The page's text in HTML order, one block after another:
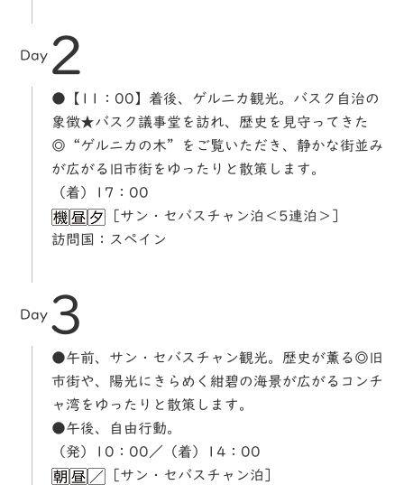
Day 2
●【11：00】着後、ゲルニカ観光。バスク自治の
象徴★バスク議事堂を訪れ、歴史を見守ってきた
◎“ゲルニカの木”をご覧いただき、静かな街並み
が広がる旧市街をゆったりと散策します。
（着）17：00
［サン・セバスチャン泊＜5連泊＞］
訪問国：スペイン
Day 3
●午前、サン・セバスチャン観光。歴史が薫る◎旧
市街や、陽光にきらめく紺碧の海景が広がるコンチ
ャ湾をゆったりと散策します。
●午後、自由行動。
（発）10：00／（着）14：00
［サン・セバスチャン泊］